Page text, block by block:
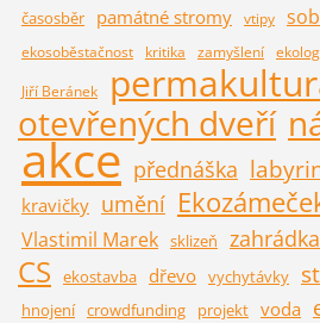
časosběr památné stromy vtipy
ekosoběstačnost kritika zamyšlení
Jiří Beránek
otevřených dveří
akce přednáška
kravičky umění
Vlastimil Marek sklizeň zahrádka
CS
ekostavba dřevo vychytávky
hnojení crowdfunding projekt voda